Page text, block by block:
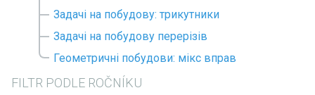
Задачі на побудову: трикутники
Задачі на побудову перерізів
Геометричні побудови: мікс вправ
FILTR PODLE ROČNÍKU